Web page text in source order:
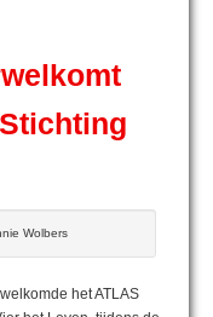
Wolbers
het ATLAS